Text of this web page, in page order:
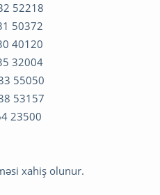
52218
50372
40120
32004
55050
53157
23500
xahiş olunur.